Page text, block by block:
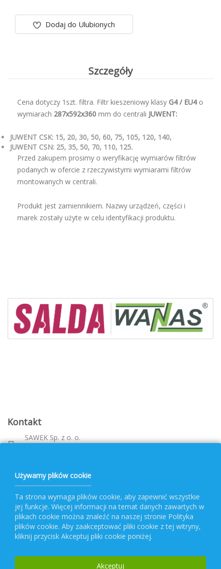
Dodaj do Ulubionych
Szczegóły
Cena dotyczy 1szt. filtra. Filtr kieszeniowy klasy G4 / EU4 o
wymiarach 287x592x360 mm do centrali JUWENT:
JUWENT CSK: 15, 20, 30, 50, 60, 75, 105, 120, 140,
JUWENT CSN: 25, 35, 50, 70, 110, 125.
Przed zakupem prosimy o weryfikację wymiarów filtrów
podanych w ofercie z rzeczywistymi wymiarami filtrów
montowanych w centrali.
Produkt jest zamiennikiem. Nazwy urządzeń, części i
marek zostały użyte w celu identyfikacji produktu.
Kontakt
SAWEK Sp. z o. o.
Metalowca 26, 39-460 Nowa Dęba
+ 48 796 477 417
Obsługa PVF
Popularne kategorie
Używamy plików cookie
Ta strona wymaga plików cookie, aby zapewnić wszystkie
jej funkcje. Więcej informacji na temat danych zawartych w
plikach cookie można znaleźć na naszej stronie Polityka
plików cookie. Aby zaakceptować pliki cookie z tej witryny,
kliknij przycisk Akceptuj pliki cookie poniżej.
Akceptuj